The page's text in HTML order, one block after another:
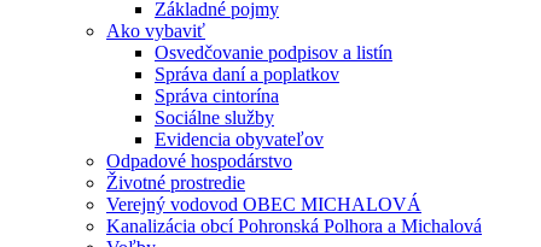
Základné pojmy
Ako vybaviť
Osvedčovanie podpisov a listín
Správa daní a poplatkov
Správa cintorína
Sociálne služby
Evidencia obyvateľov
Odpadové hospodárstvo
Životné prostredie
Verejný vodovod OBEC MICHALOVÁ
Kanalizácia obcí Pohronská Polhora a Michalová